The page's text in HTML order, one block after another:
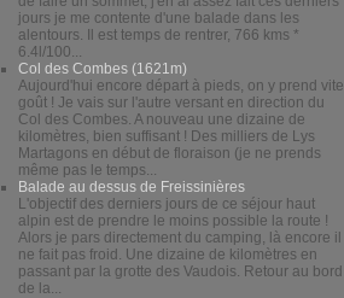
jours je me contente d'une balade dans les
alentours. Il est temps de rentrer, 766 kms *
6.4l/100...
Col des Combes (1621m)
Aujourd'hui encore départ à pieds, on y prend vite
goût ! Je vais sur l'autre versant en direction du
Col des Combes. A nouveau une dizaine de
kilomètres, bien suffisant ! Des milliers de Lys
Martagons en début de floraison (je ne prends
même pas le temps...
Balade au dessus de Freissinières
L'objectif des derniers jours de ce séjour haut
alpin est de prendre le moins possible la route !
Alors je pars directement du camping, là encore il
ne fait pas froid. Une dizaine de kilomètres en
passant par la grotte des Vaudois. Retour au bord
de la...